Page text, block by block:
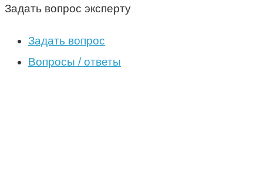
Задать вопрос эксперту
Задать вопрос
Вопросы / ответы